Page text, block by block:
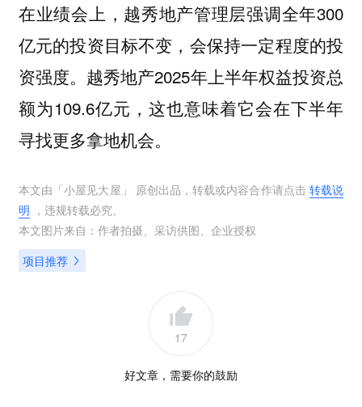
在业绩会上，越秀地产管理层强调全年300
亿元的投资目标不变，会保持一定程度的投
资强度。越秀地产2025年上半年权益投资总
额为109.6亿元，这也意味着它会在下半年
寻找更多拿地机会。
本文由「小屋见大屋 」 原创出品，转载或内容合作请点击 转载说
明 ，违规转载必究。
本文图片来自： 作者拍摄、 采访供图
企业授权
项目推荐
17
好文章，需要你的鼓励